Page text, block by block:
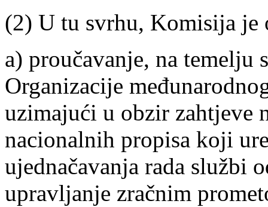
(2) U tu svrhu, Komisija je
a) proučavanje, na temelju
Organizacije
uzimajući u obzir zahtjeve
nacionalnih propisa koji
ujednačavanja rada službi
upravljanje zračnim